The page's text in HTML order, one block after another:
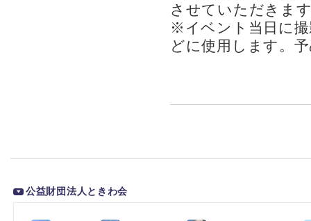
させていただきま
※イベント当日に撮
どに使用します。
公益財団法人ときわ会